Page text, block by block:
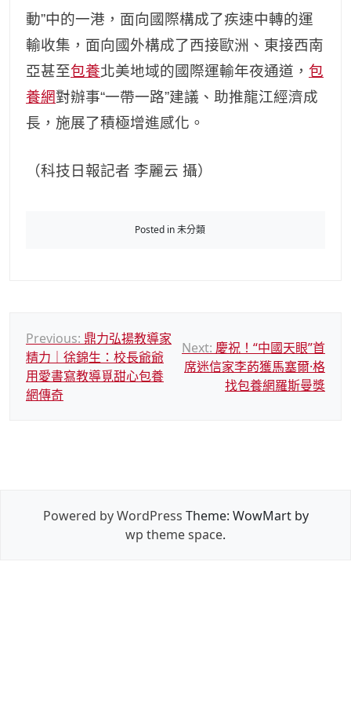
動”中的一港，面向國際構成了疾速中轉的運
輸收集，面向國外構成了西接歐洲、東接西南
亞甚至包養北美地域的國際運輸年夜通道， 包
養網對辦事“一帶一路”建議、助推龍江經濟成
長，施展了積極增進感化。
（科技日報記者 李麗云 攝）
Posted in 未分類
文
章
導
Previous: 鼎力弘揚教導家
精力｜徐錦生：校長爺爺
用愛書寫教導覓甜心包養
網傳奇
Next: 慶祝！“中國天眼”首
席迷信家李菂獲馬塞爾·格
找包養網羅斯曼獎
Powered by WordPress Theme: WowMart by
wp theme space.